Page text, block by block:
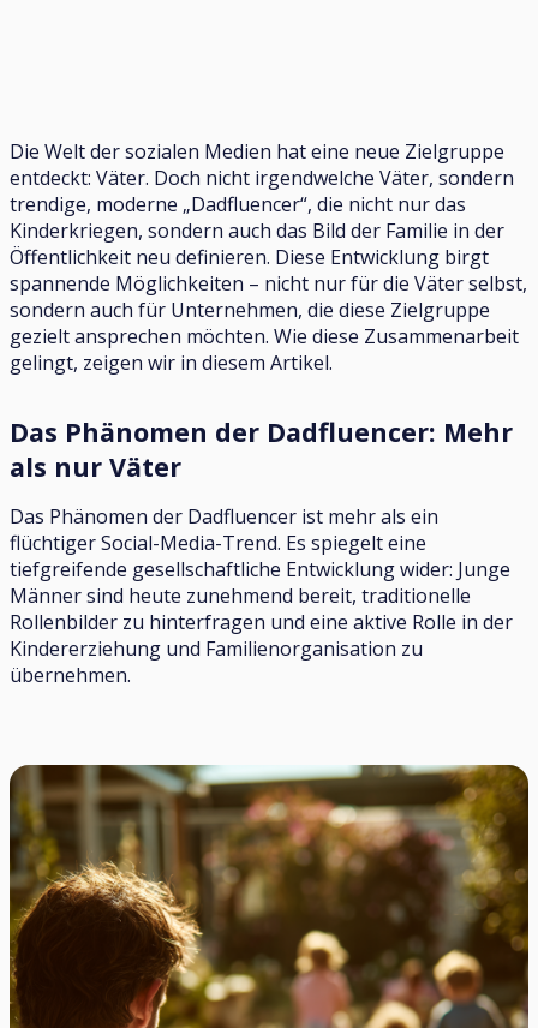
Die Welt der sozialen Medien hat eine neue Zielgruppe
entdeckt: Väter. Doch nicht irgendwelche Väter, sondern
trendige, moderne „Dadfluencer“, die nicht nur das
Kinderkriegen, sondern auch das Bild der Familie in der
Öffentlichkeit neu definieren. Diese Entwicklung birgt
spannende Möglichkeiten – nicht nur für die Väter selbst,
sondern auch für Unternehmen, die diese Zielgruppe
gezielt ansprechen möchten. Wie diese Zusammenarbeit
gelingt, zeigen wir in diesem Artikel.
Das Phänomen der Dadfluencer: Mehr
als nur Väter
Das Phänomen der Dadfluencer ist mehr als ein
flüchtiger Social-Media-Trend. Es spiegelt eine
tiefgreifende gesellschaftliche Entwicklung wider: Junge
Männer sind heute zunehmend bereit, traditionelle
Rollenbilder zu hinterfragen und eine aktive Rolle in der
Kindererziehung und Familienorganisation zu
übernehmen.